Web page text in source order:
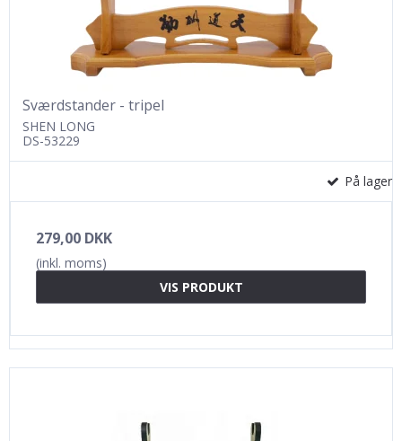
Sværdstander - tripel
SHEN LONG
DS-53229
På lager
279,00 DKK
(inkl. moms)
VIS PRODUKT